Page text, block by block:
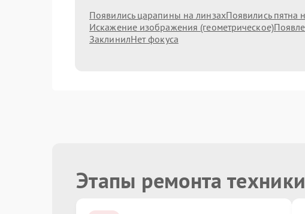
Появились царапины на линзахПоявились пятна
Искажение изображения (геометрическое)
ЗаклинилНет фокуса
Этапы ремонта